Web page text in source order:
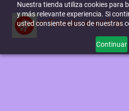
Nuestra tienda utiliza cookies para
y más relevante experiencia. Si
usted consiente el uso de nuestras
Continuar
miTienda-e.online